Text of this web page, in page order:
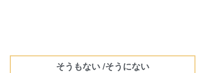
そうもない /そうにない